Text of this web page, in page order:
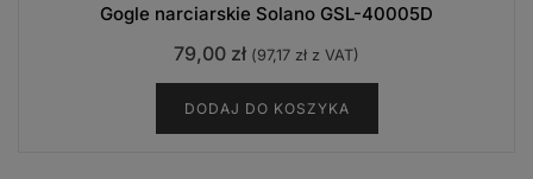
Gogle narciarskie Solano GSL-40005D
79,00 zł (97,17 zł z VAT)
DODAJ DO KOSZYKA